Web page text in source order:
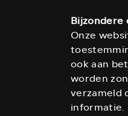
Bijzondere
Onze
ook aan
worden
verzameld
informatie.